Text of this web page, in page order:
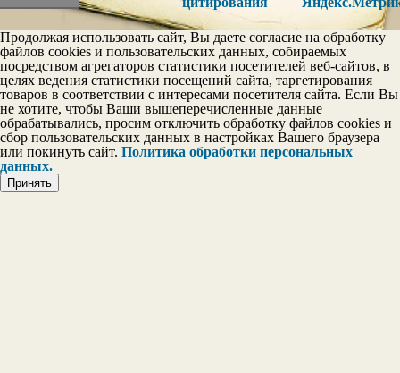
Шкала тактичности
Продолжая использовать сайт, Вы даете согласие на обработку
файлов cookies и пользовательских данных, собираемых
посредством агрегаторов статистики посетителей веб-сайтов, в
целях ведения статистики посещений сайта, таргетирования
товаров в соответствии с интересами посетителя сайта. Если Вы
не хотите, чтобы Ваши вышеперечисленные данные
обрабатывались, просим отключить обработку файлов cookies и
сбор пользовательских данных в настройках Вашего браузера
или покинуть сайт. Политика обработки персональных
данных.
Принять